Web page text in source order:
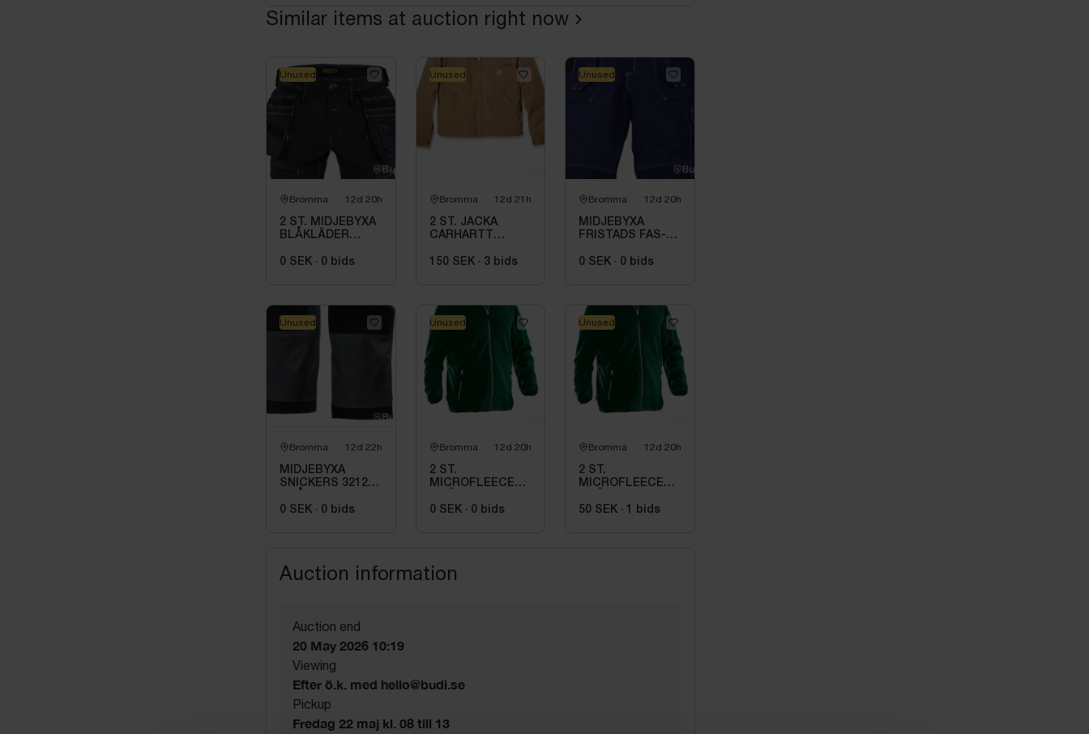
Similar items at auction right now
Bromma 12d 20h
2 ST. MIDJEBYXA
BLÅKLÄDER
MARINBLÅ/SVART.
0 SEK · 0 bids
Unused
Bromma 12d 21h
2 ST. JACKA
CARHARTT
150 SEK · 3 bids
Unused
Bromma 12d 20h
MIDJEBYXA
FRISTADS FAS-
MÖRKBLÅ. STL
0 SEK · 0 bids
Unused
Bromma 12d 22h
MIDJEBYXA
SNICKERS 3212
DURATWILL HF.
0 SEK · 0 bids
Unused
Bromma 12d 20h
2 ST.
MICROFLEECEJACKA
WORKWEAR. STL
0 SEK · 0 bids
Unused
Bromma 12d 20h
2 ST.
MICROFLEECEJACKA
WORKWEAR. STL
50 SEK · 1 bids
Unused
Auction information
Auction end
20 May 2026 10:19
Viewing
Efter ö.k. med hello@budi.se
Pickup
Fredag 22 maj kl. 08 till 13